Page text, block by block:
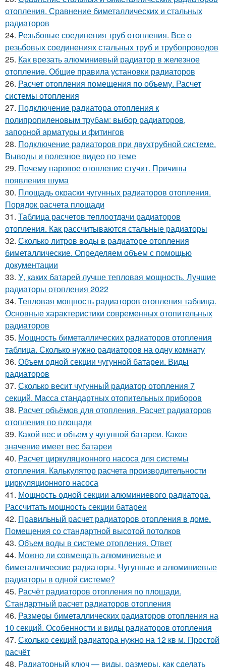
отопления. Сравнение биметаллических и стальных
радиаторов
24. Резьбовые соединения труб отопления. Все о
резьбовых соединениях стальных труб и трубопроводов
25. Как врезать алюминиевый радиатор в железное
отопление. Общие правила установки радиаторов
26. Расчет отопления помещения по объему. Расчет
системы отопления
27. Подключение радиатора отопления к
полипропиленовым трубам: выбор радиаторов,
запорной арматуры и фитингов
28. Подключение радиаторов при двухтрубной системе.
Выводы и полезное видео по теме
29. Почему паровое отопление стучит. Причины
появления шума
30. Площадь окраски чугунных радиаторов отопления.
Порядок расчета площади
31. Таблица расчетов теплоотдачи радиаторов
отопления. Как рассчитываются стальные радиаторы
32. Сколько литров воды в радиаторе отопления
биметаллические. Определяем объем с помощью
документации
33. У, каких батарей лучше тепловая мощность. Лучшие
радиаторы отопления 2022
34. Тепловая мощность радиаторов отопления таблица.
Основные характеристики современных отопительных
радиаторов
35. Мощность биметаллических радиаторов отопления
таблица. Сколько нужно радиаторов на одну комнату
36. Объем одной секции чугунной батареи. Виды
радиаторов
37. Сколько весит чугунный радиатор отопления 7
секций. Масса стандартных отопительных приборов
38. Расчет объёмов для отопления. Расчет радиаторов
отопления по площади
39. Какой вес и объем у чугунной батареи. Какое
значение имеет вес батареи
40. Расчет циркуляционного насоса для системы
отопления. Калькулятор расчета производительности
циркуляционного насоса
41. Мощность одной секции алюминиевого радиатора.
Рассчитать мощность секции батареи
42. Правильный расчет радиаторов отопления в доме.
Помещения со стандартной высотой потолков
43. Объем воды в системе отопления. Ответ
44. Можно ли совмещать алюминиевые и
биметаллические радиаторы. Чугунные и алюминиевые
радиаторы в одной системе?
45. Расчёт радиаторов отопления по площади.
Стандартный расчет радиаторов отопления
46. Размеры биметаллических радиаторов отопления на
10 секций. Особенности и виды радиаторов отопления
47. Сколько секций радиатора нужно на 12 кв м. Простой
расчёт
48. Радиаторный ключ — виды, размеры, как сделать